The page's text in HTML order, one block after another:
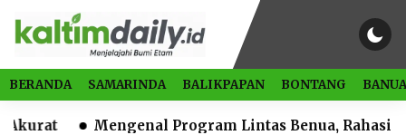
BERANDA SAMARINDA BALIKPAPAN BONTANG
Mengenal Program Lintas Benua, Rahasia Melek